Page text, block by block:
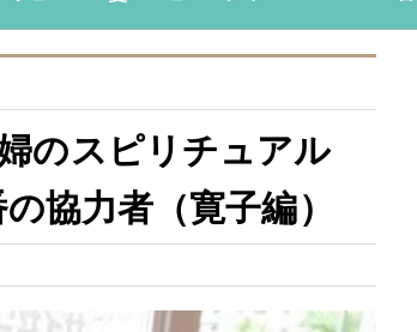
のスピリチュアル
協力者（寛子編）